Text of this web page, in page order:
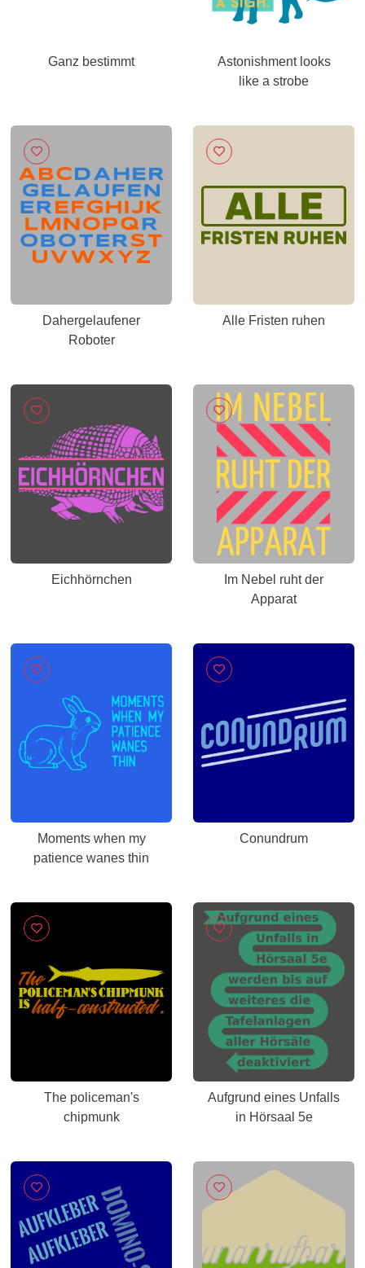
Ganz bestimmt
Astonishment looks
like a strobe
Dahergelaufener
Roboter
Alle Fristen ruhen
Eichhörnchen
Im Nebel ruht der
Apparat
Moments when my
patience wanes thin
Conundrum
The policeman's
chipmunk
Aufgrund eines Unfalls
in Hörsaal 5e